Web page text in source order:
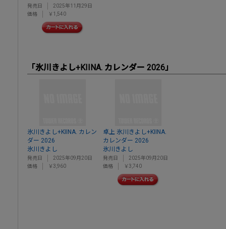
発売日
2025年11月29日
価格
￥1,540
「氷川きよし+KIINA. カレンダー 2026」
氷川きよし+KIINA. カレン
ダー 2026
氷川きよし
発売日
2025年09月20日
価格
￥3,960
卓上 氷川きよし+KIINA.
カレンダー 2026
氷川きよし
発売日
2025年09月20日
価格
￥3,740